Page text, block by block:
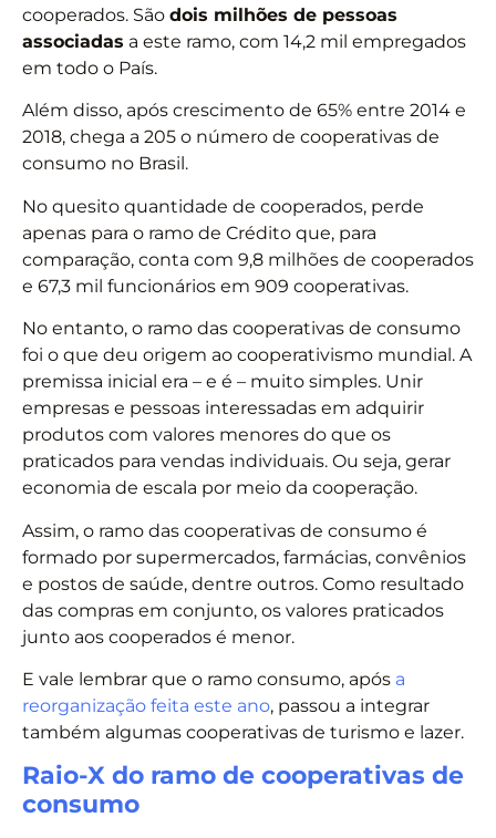
cooperados. São dois milhões de pessoas
associadas a este ramo, com 14,2 mil empregados
em todo o País.
Além disso, após crescimento de 65% entre 2014 e
2018, chega a 205 o número de cooperativas de
consumo no Brasil.
No quesito quantidade de cooperados, perde
apenas para o ramo de Crédito que, para
comparação, conta com 9,8 milhões de cooperados
e 67,3 mil funcionários em 909 cooperativas.
No entanto, o ramo das cooperativas de consumo
foi o que deu origem ao cooperativismo mundial. A
premissa inicial era – e é – muito simples. Unir
empresas e pessoas interessadas em adquirir
produtos com valores menores do que os
praticados para vendas individuais. Ou seja, gerar
economia de escala por meio da cooperação.
Assim, o ramo das cooperativas de consumo é
formado por supermercados, farmácias, convênios
e postos de saúde, dentre outros. Como resultado
das compras em conjunto, os valores praticados
junto aos cooperados é menor.
E vale lembrar que o ramo consumo, após a
reorganização feita este ano, passou a integrar
também algumas cooperativas de turismo e lazer.
Raio-X do ramo de cooperativas de
consumo